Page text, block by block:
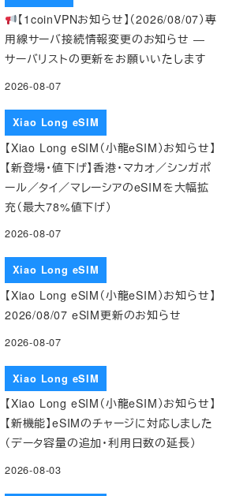
【1coinVPNお知らせ】（2026/08/07）専
用線サーバ接続情報変更のお知らせ ―
サーバリストの更新をお願いいたします
2026-08-07
Xiao Long eSIM
【Xiao Long eSIM（小龍eSIM）お知らせ】
【新登場・値下げ】香港・マカオ／シンガポ
ール／タイ／マレーシアのeSIMを大幅拡
充（最大78%値下げ）
2026-08-07
Xiao Long eSIM
【Xiao Long eSIM（小龍eSIM）お知らせ】
2026/08/07 eSIM更新のお知らせ
2026-08-07
Xiao Long eSIM
【Xiao Long eSIM（小龍eSIM）お知らせ】
【新機能】eSIMのチャージに対応しました
（データ容量の追加・利用日数の延長）
2026-08-03